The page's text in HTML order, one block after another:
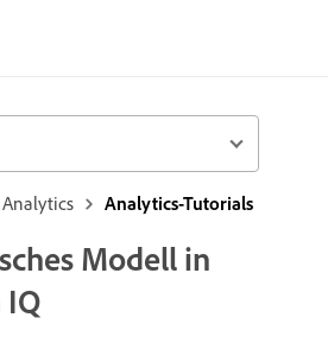
Analytics Analytics-Tutorials
Modell in